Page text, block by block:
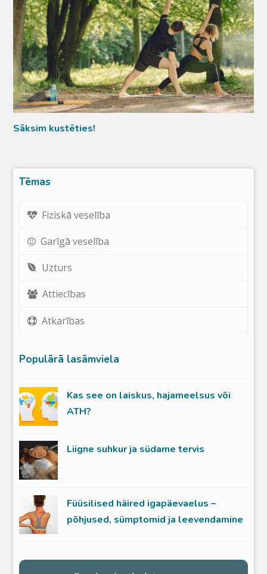
Sāksim kustēties!
Tēmas
Fiziskā veselība
Garīgā veselība
Uzturs
Attiecības
Atkarības
Populārā lasāmviela
Kas see on laiskus, hajameelsus või
ATH?
Liigne suhkur ja südame tervis
Füüsilised häired igapäevaelus –
põhjused, sümptomid ja leevendamine